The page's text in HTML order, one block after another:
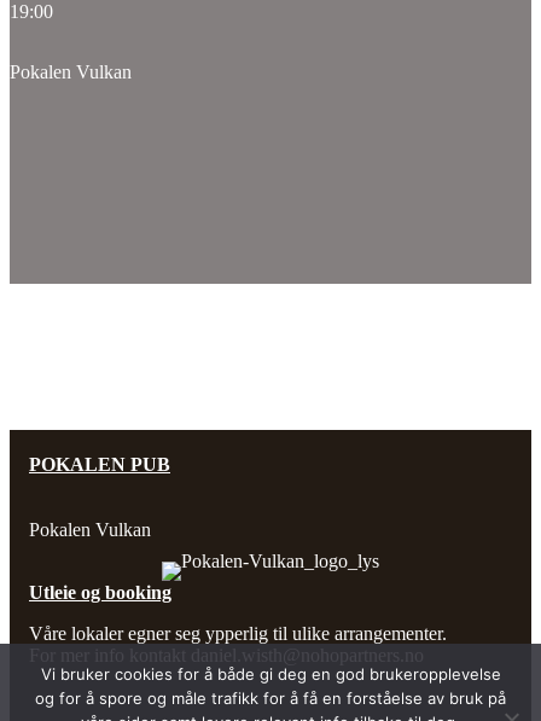
19:00
Pokalen Vulkan
POKALEN PUB
Pokalen Vulkan
Utleie og booking
Våre lokaler egner seg ypperlig til ulike arrangementer.
Vi bruker cookies for å både gi deg en god brukeropplevelse
og for å spore og måle trafikk for å få en forståelse av bruk på